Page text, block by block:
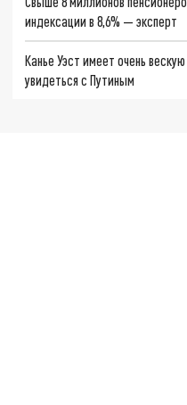
индексации в 8,6% — эксперт
Канье Уэст имеет очень
увидеться с Путиным